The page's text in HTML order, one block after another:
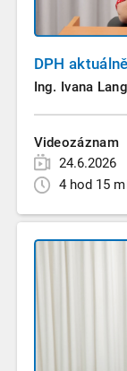
DPH
Ing. Ivana
Videozáznam
24.6.2026
4 hod 15